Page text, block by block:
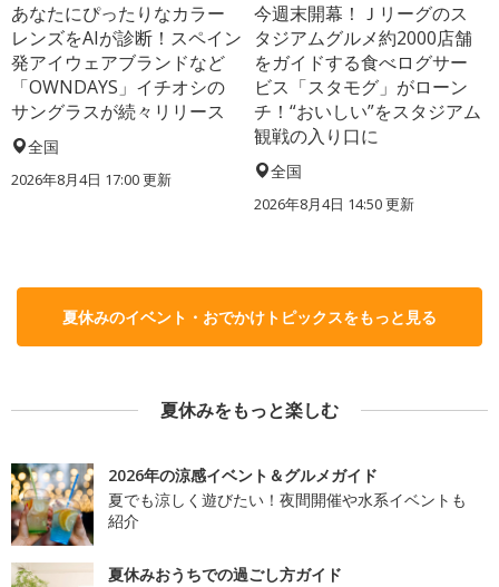
あなたにぴったりなカラー
レンズをAIが診断！スペイン
発アイウェアブランドなど
「OWNDAYS」イチオシの
サングラスが続々リリース
全国
2026年8月4日 17:00更新
今週末開幕！Ｊリーグのス
タジアムグルメ約2000店舗
をガイドする食べログサー
ビス「スタモグ」がローン
チ！“おいしい”をスタジアム
観戦の入り口に
全国
2026年8月4日 14:50更新
夏休みのイベント・おでかけトピックスをもっと見る
夏休みをもっと楽しむ
2026年の涼感イベント＆グルメガイド
夏でも涼しく遊びたい！夜間開催や水系イベントも
紹介
夏休みおうちでの過ごし方ガイド